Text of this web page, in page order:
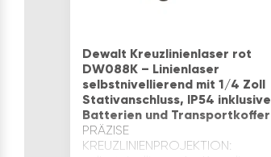
Dewalt Kreuzlinienlaser rot
DW088K – Linienlaser
selbstnivellierend mit 1/4 Zoll
Stativanschluss, IP54 inklusive
Batterien und Transportkoffer
PRÄZISE
KREUZLINIENPROJEKTION: